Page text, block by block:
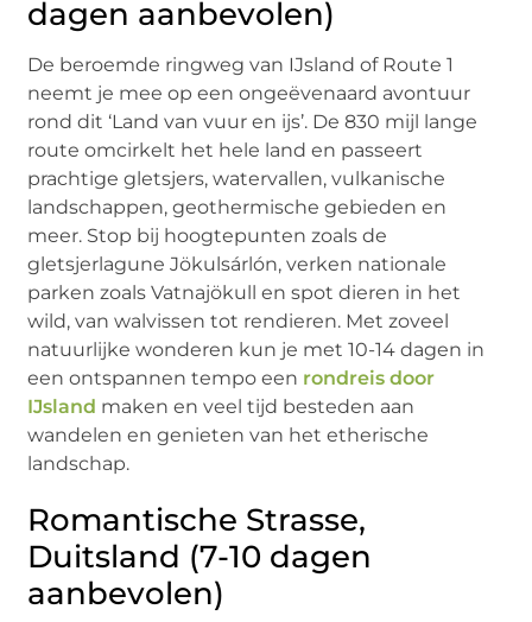
dagen aanbevolen)
De beroemde ringweg van IJsland of Route 1
neemt je mee op een ongeëvenaard avontuur
rond dit ‘Land van vuur en ijs’. De 830 mijl lange
route omcirkelt het hele land en passeert
prachtige gletsjers, watervallen, vulkanische
landschappen, geothermische gebieden en
meer. Stop bij hoogtepunten zoals de
gletsjerlagune Jökulsárlón, verken nationale
parken zoals Vatnajökull en spot dieren in het
wild, van walvissen tot rendieren. Met zoveel
natuurlijke wonderen kun je met 10-14 dagen in
een ontspannen tempo een rondreis door
IJsland maken en veel tijd besteden aan
wandelen en genieten van het etherische
landschap.
Romantische Strasse,
Duitsland (7-10 dagen
aanbevolen)